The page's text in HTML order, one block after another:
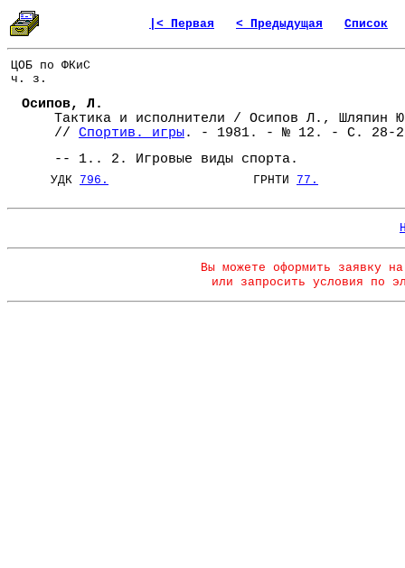
|< Первая < Предыдущая Список
ЦОБ по ФКиС
ч. з.
Осипов, Л.
Тактика и исполнители / Осипов Л., Шляпин
// Спортив. игры. - 1981. - № 12. - С. 28-
-- 1.. 2. Игровые виды спорта.
УДК 796. ГРНТИ 77.
Вы можете оформить заявку
или запросить условия по